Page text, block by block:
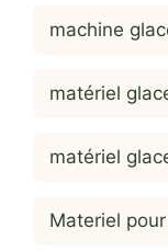
machine
matériel
matériel
Materiel